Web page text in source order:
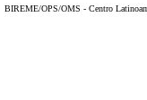
BIREME/OPS/OMS - Centro